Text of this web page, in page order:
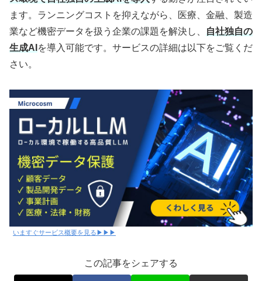
ます。ランニングコストを抑えながら、医療、金融、製造
業など機密データを扱う企業の課題を解決し、
自社独自の
生成AI を導入可能です。サービスの詳細は以下をご覧くだ
さい。
いますぐサービス概要を見る▶▶▶
この記事をシェアする